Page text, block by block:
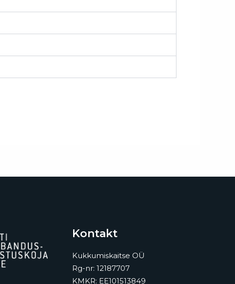
Kontakt
Kukkumiskaitse OÜ
Rg-nr: 12187707
KMKR: EE101513849